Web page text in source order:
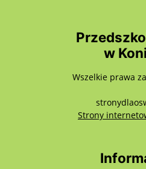
w
Wszelkie prawa
Strony